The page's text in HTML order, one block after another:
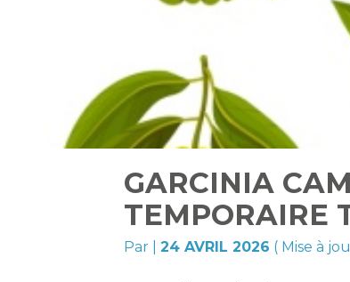
GARCINIA
TEMPORAIRE
Par |24 AVRIL 2026 ( Mise à